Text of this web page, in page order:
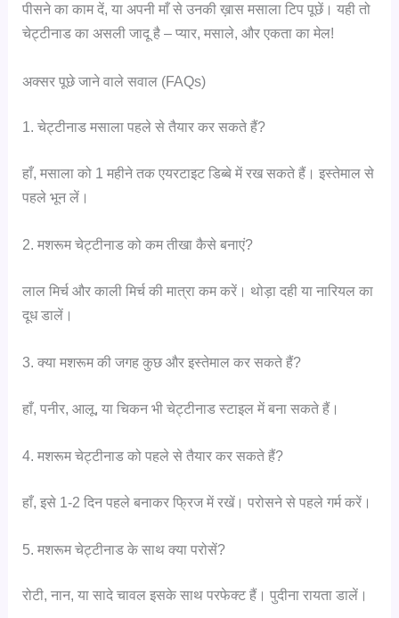
पीसने का काम दें, या अपनी माँ से उनकी ख़ास मसाला टिप पूछें। यही तो
चेट्टीनाड का असली जादू है – प्यार, मसाले, और एकता का मेल!
अक्सर पूछे जाने वाले सवाल (FAQs)
1. चेट्टीनाड मसाला पहले से तैयार कर सकते हैं?
हाँ, मसाला को 1 महीने तक एयरटाइट डिब्बे में रख सकते हैं। इस्तेमाल से
पहले भून लें।
2. मशरूम चेट्टीनाड को कम तीखा कैसे बनाएं?
लाल मिर्च और काली मिर्च की मात्रा कम करें। थोड़ा दही या नारियल का
दूध डालें।
3. क्या मशरूम की जगह कुछ और इस्तेमाल कर सकते हैं?
हाँ, पनीर, आलू, या चिकन भी चेट्टीनाड स्टाइल में बना सकते हैं।
4. मशरूम चेट्टीनाड को पहले से तैयार कर सकते हैं?
हाँ, इसे 1-2 दिन पहले बनाकर फ्रिज में रखें। परोसने से पहले गर्म करें।
5. मशरूम चेट्टीनाड के साथ क्या परोसें?
रोटी, नान, या सादे चावल इसके साथ परफेक्ट हैं। पुदीना रायता डालें।